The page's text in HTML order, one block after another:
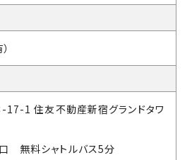
1 住友不動産新宿グランドタワ
無料シャトルバス5分